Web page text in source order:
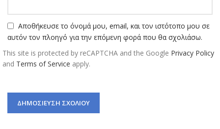
Αποθήκευσε το όνομά μου, email, και τον ιστότοπο μου σε
αυτόν τον πλοηγό για την επόμενη φορά που θα σχολιάσω.
This site is protected by reCAPTCHA and the Google Privacy Policy
and Terms of Service apply.